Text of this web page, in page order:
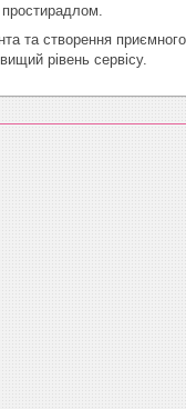
та створення
рівень сервісу.